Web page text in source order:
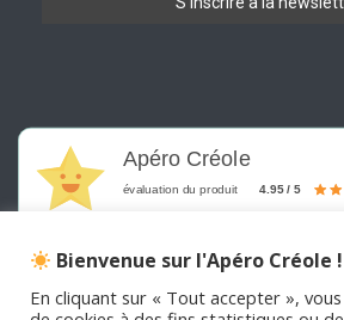
Apéro Créole
évaluation du produit 4.95 / 5
Bienvenue sur l'Apéro Créole !
En cliquant sur « Tout accepter »,